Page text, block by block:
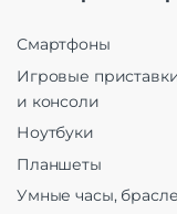
Смартфоны
Игровые
и консоли
Ноутбуки
Планшеты
Умные часы,